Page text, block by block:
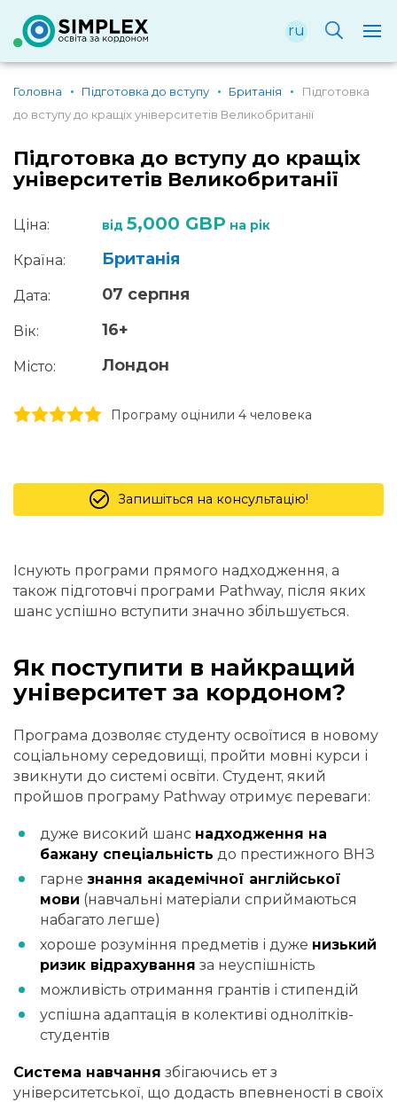
ru
Головна Підготовка до вступу Британія
Підготовка
до вступу до кращіх університетів Великобританії
Підготовка до вступу до кращіх
університетів Великобританії
Ціна: від 5,000 GBP на рік
Країна: Британія
Дата: 07 серпня
Вік: 16+
Місто: Лондон
5 stars
4 stars
3 stars
2 stars
1 stars Програму оцінили 4 человекa
Запишіться на консультацію!
Існують програми прямого надходження, а
також підготовчі програми Pathway, після яких
шанс успішно вступити значно збільшується.
Як поступити в найкращий
університет за кордоном?
Програма дозволяє студенту освоїтися в новому
соціальному середовищі, пройти мовні курси і
звикнути до системі освіти. Студент, який
пройшов програму Pathway отримує переваги: ​​
дуже високий шанс надходження на
бажану спеціальність до престижного ВНЗ
гарне знання академічної англійської
мови (навчальні матеріали сприймаються
набагато легше)
хороше розуміння предметів і дуже низький
ризик відрахування за неуспішність
можливість отримання грантів і стипендій
успішна адаптація в колективі однолітків-
студентів
Система навчання збігаючись ет з
університетської, що додасть впевненості в своїх